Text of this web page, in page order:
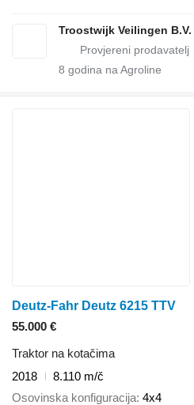
Troostwijk Veilingen B.V.
8 godina na Agroline
Deutz-Fahr Deutz 6215 TTV
55.000 €
Traktor na kotačima
2018
8.110 m/č
Osovinska konfiguracija 4x4